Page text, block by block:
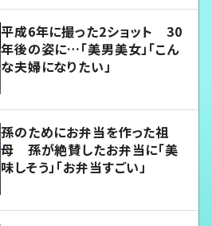
平成6年に撮った2ショット 30
年後の姿に…「美男美女」「こん
な夫婦になりたい」
孫のためにお弁当を作った祖
母 孫が絶賛したお弁当に「美
味しそう」「お弁当すごい」